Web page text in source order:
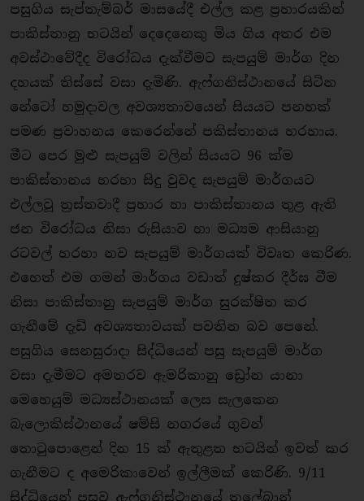
පසුගිය සැප්තැම්බර් මාසයේදී එල්ල කළ ප‍්‍රහාරයකින්
පාකිස්තානු භටයින් දෙදෙනෙකු මිය ගිය අතර එම
අවස්ථාවේදීද විරෝධය දැක්වීමට සැපයුම් මාර්ග දින
දහයක් තිස්සේ වසා දැමිණි. ඇෆ්ගනිස්ථානයේ සිටින
නේටෝ හමුදාවල අවශ්‍යතාවයෙන් සියයට පනහක්
පමණ ප‍්‍රවාහනය කෙරෙන්නේ පකිස්තානය හරහාය.
මීට පෙර මුළු සැපයුම් වලින් සියයට 96 ක්ම
පාකිස්තානය හරහා සිදු වුවද සැපයුම් මාර්ගයට
එල්ලවූ ත‍්‍රස්තවාදී ප‍්‍රහාර හා පාකිස්තානය තුළ ඇති
ජන විරෝධය නිසා රුසියාව හා මධ්‍යම ආසියානු
රටවල් හරහා නව සැපයුම් මාර්ගයක් විවෘත කෙරිණ.
එහෙත් එම ගමන් මාර්ගය වඩාත් දුෂ්කර දීර්ඝ වීම
නිසා පාකිස්තානු සැපයුම් මාර්ග සුරක්ෂිත කර
ගැනීමේ දැඩි අවශ්‍යතාවයක් පවතින බව පෙනේ.
පසුගිය සෙනසුරාදා සිද්ධියෙන් පසු සැපයුම් මාර්ග
වසා දැමීමට අමතරව ඇමරිකානු ඩ්‍රෝන යානා
මෙහෙයුම් මධ්‍යස්ථානයක් ලෙස සැලකෙන
බැලොකිස්ථානයේ ෂම්සි නගරයේ ගුවන්
තොටුපොළෙන් දින 15 ක් ඇතුළත භටයින් ඉවත් කර
ගැනීමට ද අමෙරිකාවෙන් ඉල්ලීමක් කෙරිණි. 9/11
සිද්ධියෙන් පසුව ඇෆ්ගනිස්ථානයේ තලේබාන්